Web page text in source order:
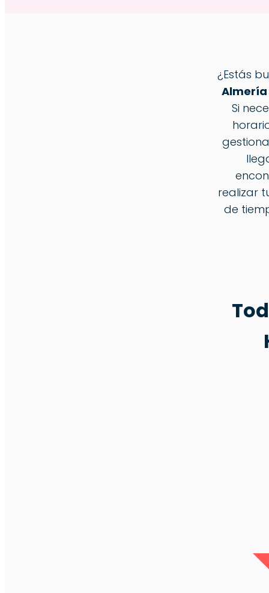
¿Estás
Almería
Si
realizar
de